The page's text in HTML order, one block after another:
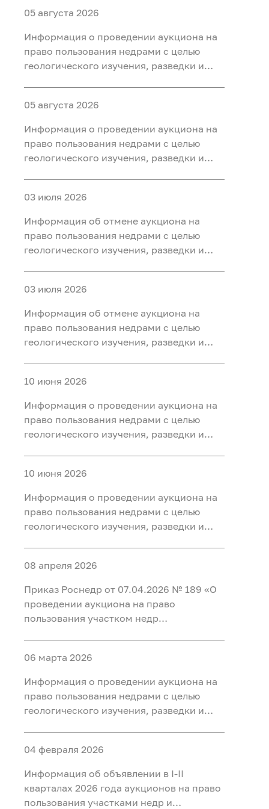
05 августа 2026
Информация о проведении аукциона на
право пользования недрами с целью
геологического изучения, разведки и
Салымский-3», расположенного на
территории Ханты-Мансийского района
Ханты-Мансийского автономного округа
- Югры
05 августа 2026
Информация о проведении аукциона на
право пользования недрами с целью
геологического изучения, разведки и
«Приразломный-3», расположенного на
территории Ханты-Мансийского района
Ханты-Мансийского автономного округа
- Югры
03 июля 2026
Информация об отмене аукциона на
право пользования недрами с целью
геологического изучения, разведки и
Тобольском, Ярковском районах
Тюменской области
03 июля 2026
Информация об отмене аукциона на
право пользования недрами с целью
геологического изучения, разведки и
Тобольском, Ярковском районах
Тюменской области и Кондинском
районе ХМАО-Югра
10 июня 2026
Информация о проведении аукциона на
право пользования недрами с целью
геологического изучения, разведки и
Тобольском, Ярковском районах
Тюменской области
10 июня 2026
Информация о проведении аукциона на
право пользования недрами с целью
геологического изучения, разведки и
Тобольском, Ярковском районах
Тюменской области и Кондинском
районе ХМАО-Югра
08 апреля 2026
Приказ Роснедр от 07.04.2026 № 189 «О
проведении аукциона на право
пользования участком недр
на территории Красноярского края, для
разведки и добычи полезных
ископаемых, в том числе добычи
полезных ископаемых и полезных
компонентов из отходов
недропользования, в том числе из
вскрышных и вмещающих горных пород,
недропользования, в том числе
вскрышных и вмещающих горных пород»
06 марта 2026
Информация о проведении аукциона на
право пользования недрами с целью
геологического изучения, разведки и
расположенного на территории Ханты-
Мансийского района Ханты-
Мансийского автономного округа - Югры
04 февраля 2026
Информация об объявлении в I-II
кварталах 2026 года аукционов на право
пользования участками недр и